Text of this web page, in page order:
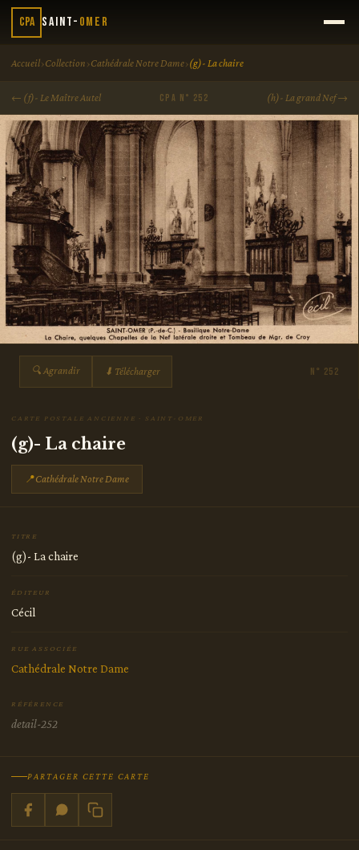
CPA Saint- Omer
Accueil›Collection ›Cathédrale Notre Dame›(g)- La chaire
← (f)- Le Maître Autel CPA N° 252 (h)- La grand Nef →
🔍 Agrandir ⬇ Télécharger N° 252
CARTE POSTALE ANCIENNE · SAINT-OMER
(g)- La chaire
📍Cathédrale Notre Dame
TITRE
(g)- La chaire
ÉDITEUR
Cécil
RUE ASSOCIÉE
Cathédrale Notre Dame
RÉFÉRENCE
detail-252
PARTAGER CETTE CARTE